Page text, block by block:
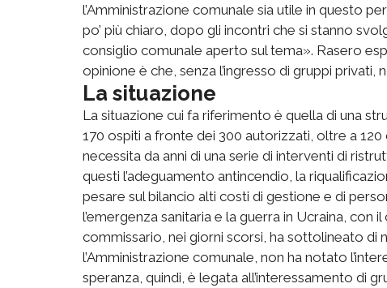
l’Amministrazione comunale sia utile in questo
po’ più chiaro, dopo gli incontri che si stanno
consiglio comunale aperto sul tema». Rasero
opinione è che, senza l’ingresso di gruppi privati,
La situazione
La situazione cui fa riferimento è quella di una
170 ospiti a fronte dei 300 autorizzati, oltre a
necessita da anni di una serie di interventi di
questi l’adeguamento antincendio, la
pesare sul bilancio alti costi di gestione e di
l’emergenza sanitaria e la guerra in Ucraina, con
commissario, nei giorni scorsi, ha sottolineato di
l’Amministrazione comunale, non ha notato
speranza, quindi, è legata all’interessamento di